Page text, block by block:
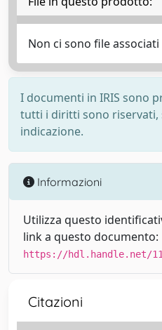
Non ci sono file
I documenti in IRIS sono
tutti i diritti sono riservati,
indicazione.
Informazioni
Utilizza questo
link a questo documento:
https://hdl.handle.net/
Citazioni